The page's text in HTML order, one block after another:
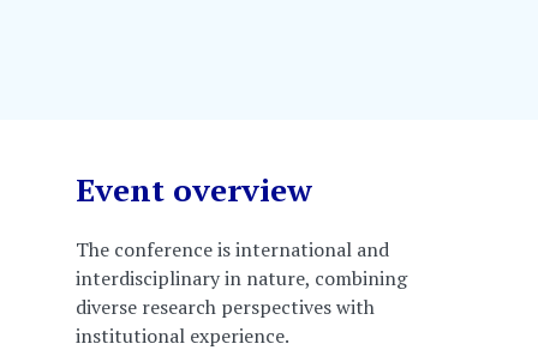
Event overview
The conference is international and
interdisciplinary in nature, combining
diverse research perspectives with
institutional experience.